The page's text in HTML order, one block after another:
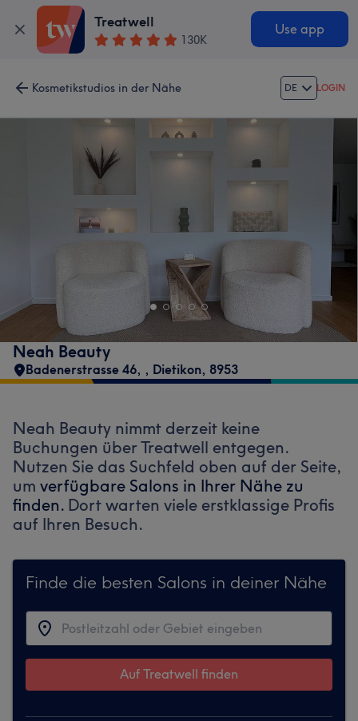
Treatwell
130K
Use app
Kosmetikstudios in der Nähe DE LOGIN
Neah Beauty
Badenerstrasse 46, , Dietikon, 8953
Neah Beauty nimmt derzeit keine
Buchungen über Treatwell entgegen.
Nutzen Sie das Suchfeld oben auf der Seite,
um verfügbare Salons in Ihrer Nähe zu
finden. Dort warten viele erstklassige Profis
auf Ihren Besuch.
Finde die besten Salons in deiner Nähe
Auf Treatwell finden